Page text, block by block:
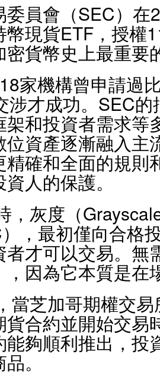
委員會（SEC）
幣現貨ETF，授權
密貨幣史上最重要
家機構曾申請過
涉才成功。SEC
架和投資者需求等
位資產逐漸融入主
精確和全面的規則
人的保護。
，灰度（
，最初僅向合格
者才可以交易。無
，因為它本質是在
當芝加哥期權交
貨合約並開始交易
能夠順利推出，投
。